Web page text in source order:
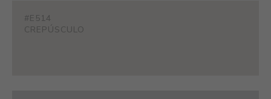
#E514
CREPÚSCULO